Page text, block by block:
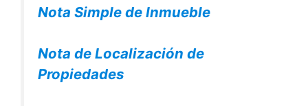
Nota Simple de Inmueble
Nota de Localización de
Propiedades